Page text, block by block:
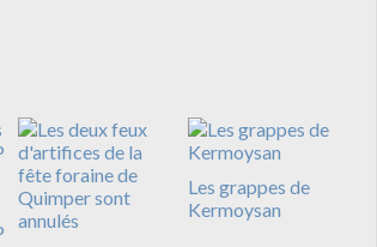
Les grappes de
Kermoysan